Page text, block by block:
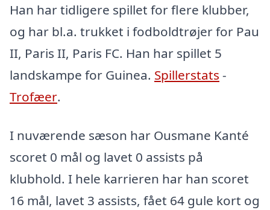
Han har tidligere spillet for flere klubber,
og har bl.a. trukket i fodboldtrøjer for Pau
II, Paris II, Paris FC. Han har spillet 5
landskampe for Guinea. Spillerstats -
Trofæer.
I nuværende sæson har Ousmane Kanté
scoret 0 mål og lavet 0 assists på
klubhold. I hele karrieren har han scoret
16 mål, lavet 3 assists, fået 64 gule kort og